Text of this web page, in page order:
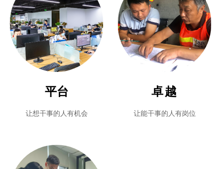
让想干事的人有机会
平台
让能干事的人有岗位
卓越